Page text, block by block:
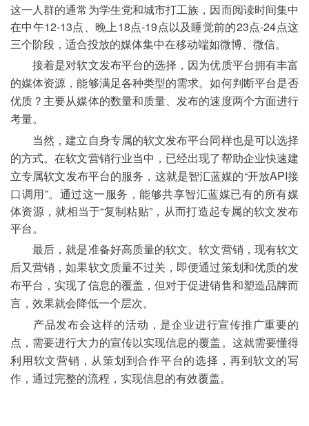
这一人群的通常为学生党和城市打工族，因而阅读时间集中
在中午12-13点、晚上18点-19点以及睡觉前的23点-24点这
三个阶段，适合投放的媒体集中在移动端如微博、微信。
接着是对软文发布平台的选择，因为优质平台拥有丰富
的媒体资源，能够满足各种类型的需求。如何判断平台是否
优质？主要从媒体的数量和质量、发布的速度两个方面进行
考量。
当然，建立自身专属的软文发布平台同样也是可以选择
的方式。在软文营销行业当中，已经出现了帮助企业快速建
立专属软文发布平台的服务，这就是智汇蓝媒的“开放API接
口调用”。通过这一服务，能够共享智汇蓝媒已有的所有媒
体资源，就相当于“复制粘贴”，从而打造起专属的软文发布
平台。
最后，就是准备好高质量的软文。软文营销，现有软文
后又营销，如果软文质量不过关，即便通过策划和优质的发
布平台，实现了信息的覆盖，但对于促进销售和塑造品牌而
言，效果就会降低一个层次。
产品发布会这样的活动，是企业进行宣传推广重要的
点，需要进行大力的宣传以实现信息的覆盖。这就需要懂得
利用软文营销，从策划到合作平台的选择，再到软文的写
作，通过完整的流程，实现信息的有效覆盖。